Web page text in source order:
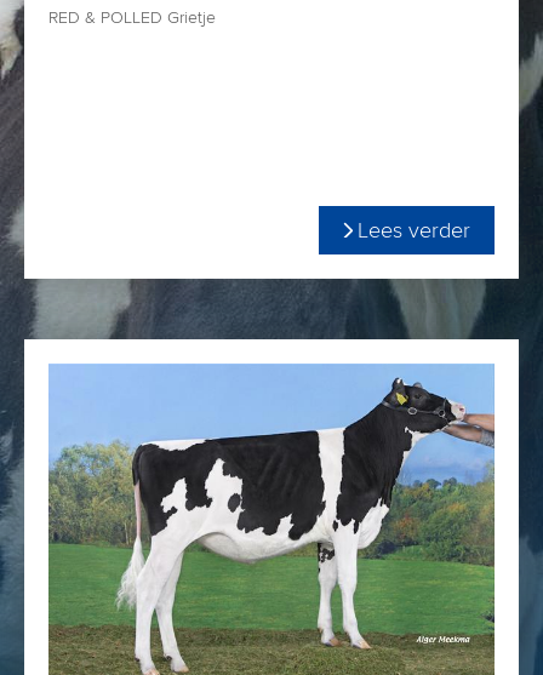
RED & POLLED Grietje
Lees verder